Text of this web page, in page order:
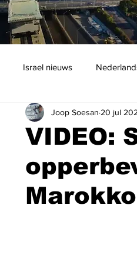
Israel nieuws
Jodendom en cultuur
VIDEO:
Marokko
Joop Soesan 20 jul